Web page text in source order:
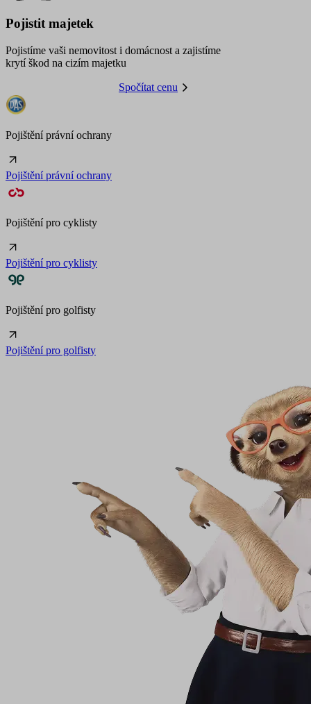
Pojistit majetek
Pojistíme vaši nemovitost i domácnost a zajistíme
krytí škod na cizím majetku
Spočítat cenu
Pojištění právní ochrany
Pojištění právní ochrany
Pojištění pro cyklisty
Pojištění pro cyklisty
Pojištění pro golfisty
Pojištění pro golfisty